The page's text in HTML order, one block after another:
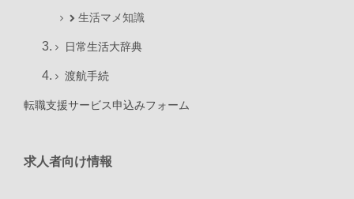
生活マメ知識
日常生活大辞典
渡航手続
転職支援サービス申込みフォーム
求人者向け情報